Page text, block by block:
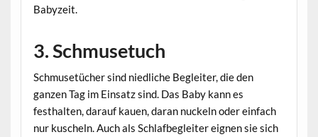
Babyzeit.
3. Schmusetuch
Schmusetücher sind niedliche Begleiter, die den
ganzen Tag im Einsatz sind. Das Baby kann es
festhalten, darauf kauen, daran nuckeln oder einfach
nur kuscheln. Auch als Schlafbegleiter eignen sie sich